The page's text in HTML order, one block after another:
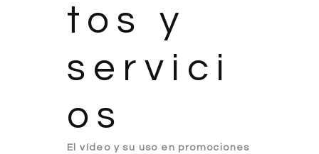
tos y
servici
os
El vídeo y su uso en promociones